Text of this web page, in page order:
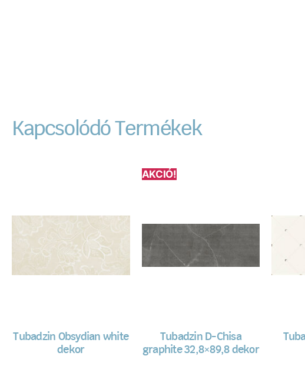
Kapcsolódó Termékek
Tubadzin Obsydian white
dekor
AKCIÓ!
Tubadzin D-Chisa
graphite 32,8×89,8 dekor